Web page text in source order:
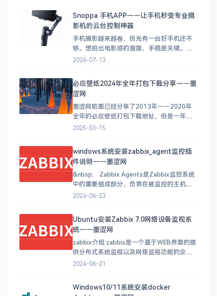
Snoppa 手机APP——让手机秒变专业摄
影机的云台控制神器
手机摄影越来越卷，但光有一台好手机还不
够。想拍出电影感的画面，手稳是关键。于
是各种手机云台（稳定器）应运而生，而
款手机 APP，它们分别服务于不同类型的设
备，但都有一个共同目标：让你的手机秒变
专业摄
2026-07-13
必应壁纸2024年全年打包下载分享——墨
涩网
墨涩网前面已经分享了2013年——2020年
全年的必应壁纸打包下载地址，但是一年更
新一次似乎太慢了，那么接下里我会在墨涩
你可以把打包下载的必应美图作成幻灯片桌
面，工作之余可以享受桌面的美图。方法请
参考（Windows
2025-03-15
windows系统安装zabbix_agent监控插
件说明——墨涩网
&nbsp; Zabbix Agents是Zabbix监控系统
中的重要组成部分，负责在被监控的主机上
收集性能和状态数据，并将这些数据发送给
Zabbix Agents能够采集本
2024-06-23
Ubuntu安装Zabbix 7.0网络设备监视系
统——墨涩网
zabbix介绍 zabbix是一个基于WEB界面的提
供分布式系统监视以及网络监视功能的企业
级的开源解决方案。 zabbix能监视各种网络
决存在的各种问题。 zabbix由2部分构成，
2024-06-21
Windows10/11系统安装docker